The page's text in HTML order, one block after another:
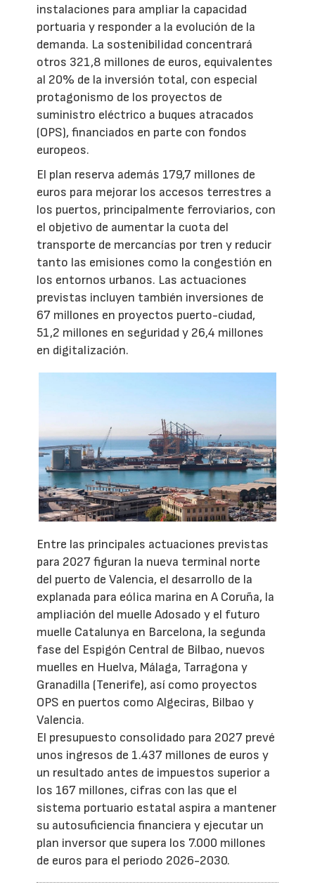
instalaciones para ampliar la capacidad
portuaria y responder a la evolución de la
demanda. La sostenibilidad concentrará
otros 321,8 millones de euros, equivalentes
al 20% de la inversión total, con especial
protagonismo de los proyectos de
suministro eléctrico a buques atracados
(OPS), financiados en parte con fondos
europeos.
El plan reserva además 179,7 millones de
euros para mejorar los accesos terrestres a
los puertos, principalmente ferroviarios, con
el objetivo de aumentar la cuota del
transporte de mercancías por tren y reducir
tanto las emisiones como la congestión en
los entornos urbanos. Las actuaciones
previstas incluyen también inversiones de
67 millones en proyectos puerto-ciudad,
51,2 millones en seguridad y 26,4 millones
en digitalización.
Entre las principales actuaciones previstas
para 2027 figuran la nueva terminal norte
del puerto de Valencia, el desarrollo de la
explanada para eólica marina en A Coruña, la
ampliación del muelle Adosado y el futuro
muelle Catalunya en Barcelona, la segunda
fase del Espigón Central de Bilbao, nuevos
muelles en Huelva, Málaga, Tarragona y
Granadilla (Tenerife), así como proyectos
OPS en puertos como Algeciras, Bilbao y
Valencia.
El presupuesto consolidado para 2027 prevé
unos ingresos de 1.437 millones de euros y
un resultado antes de impuestos superior a
los 167 millones, cifras con las que el
sistema portuario estatal aspira a mantener
su autosuficiencia financiera y ejecutar un
plan inversor que supera los 7.000 millones
de euros para el periodo 2026-2030.